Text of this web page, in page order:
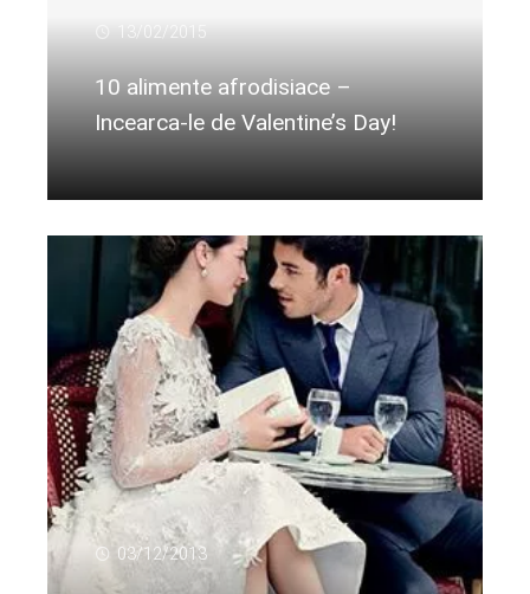
13/02/2015
10 alimente afrodisiace –
Incearca-le de Valentine’s Day!
03/12/2013